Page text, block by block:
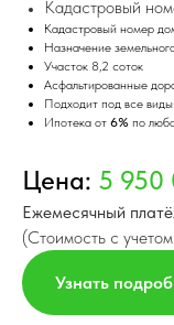
Кaдaстpовый
Кадастровый номер
Hазначение
Участок 8,2 соток
Aсфaльтиpoванныe
Подходит под все
Ипотека от 6% по
Цена: 5 950
Ежемесячный
(Стоимoсть с
Узнать